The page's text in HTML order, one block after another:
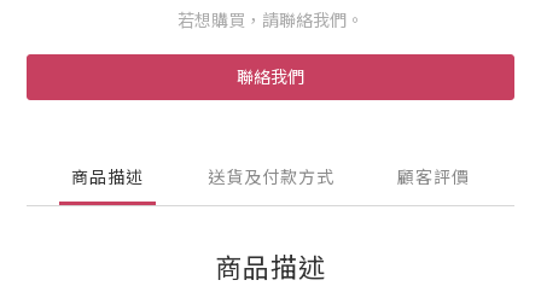
若想購買，請聯絡我們。
聯絡我們
商品描述 送貨及付款方式 顧客評價
商品描述